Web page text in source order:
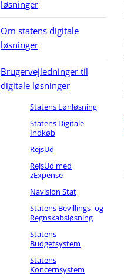
løsninger
Om statens digitale
løsninger
Brugervejledninger til
digitale løsninger
Statens Lønløsning
Statens Digitale
Indkøb
RejsUd
RejsUd med
zExpense
Navision Stat
Statens Bevillings- og
Regnskabsløsning
Statens
Budgetsystem
Statens
Koncernsystem